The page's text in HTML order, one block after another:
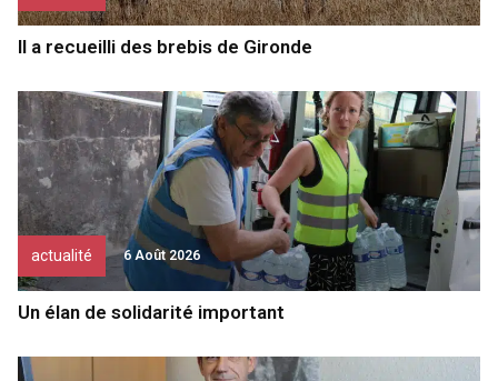
Il a recueilli des brebis de Gironde
actualité 6 Août 2026
Un élan de solidarité important